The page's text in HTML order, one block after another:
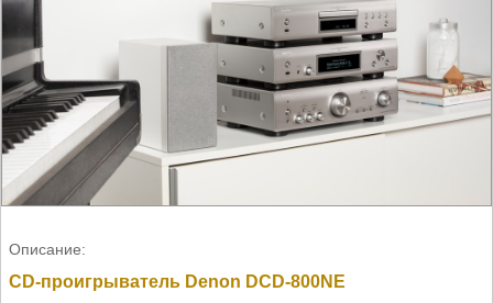
Описание:
CD-проигрыватель Denon DCD-800NE